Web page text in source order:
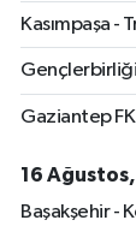
Kasımpaşa -
Gençlerbirliği
Gaziantep
16
Başakşehir -